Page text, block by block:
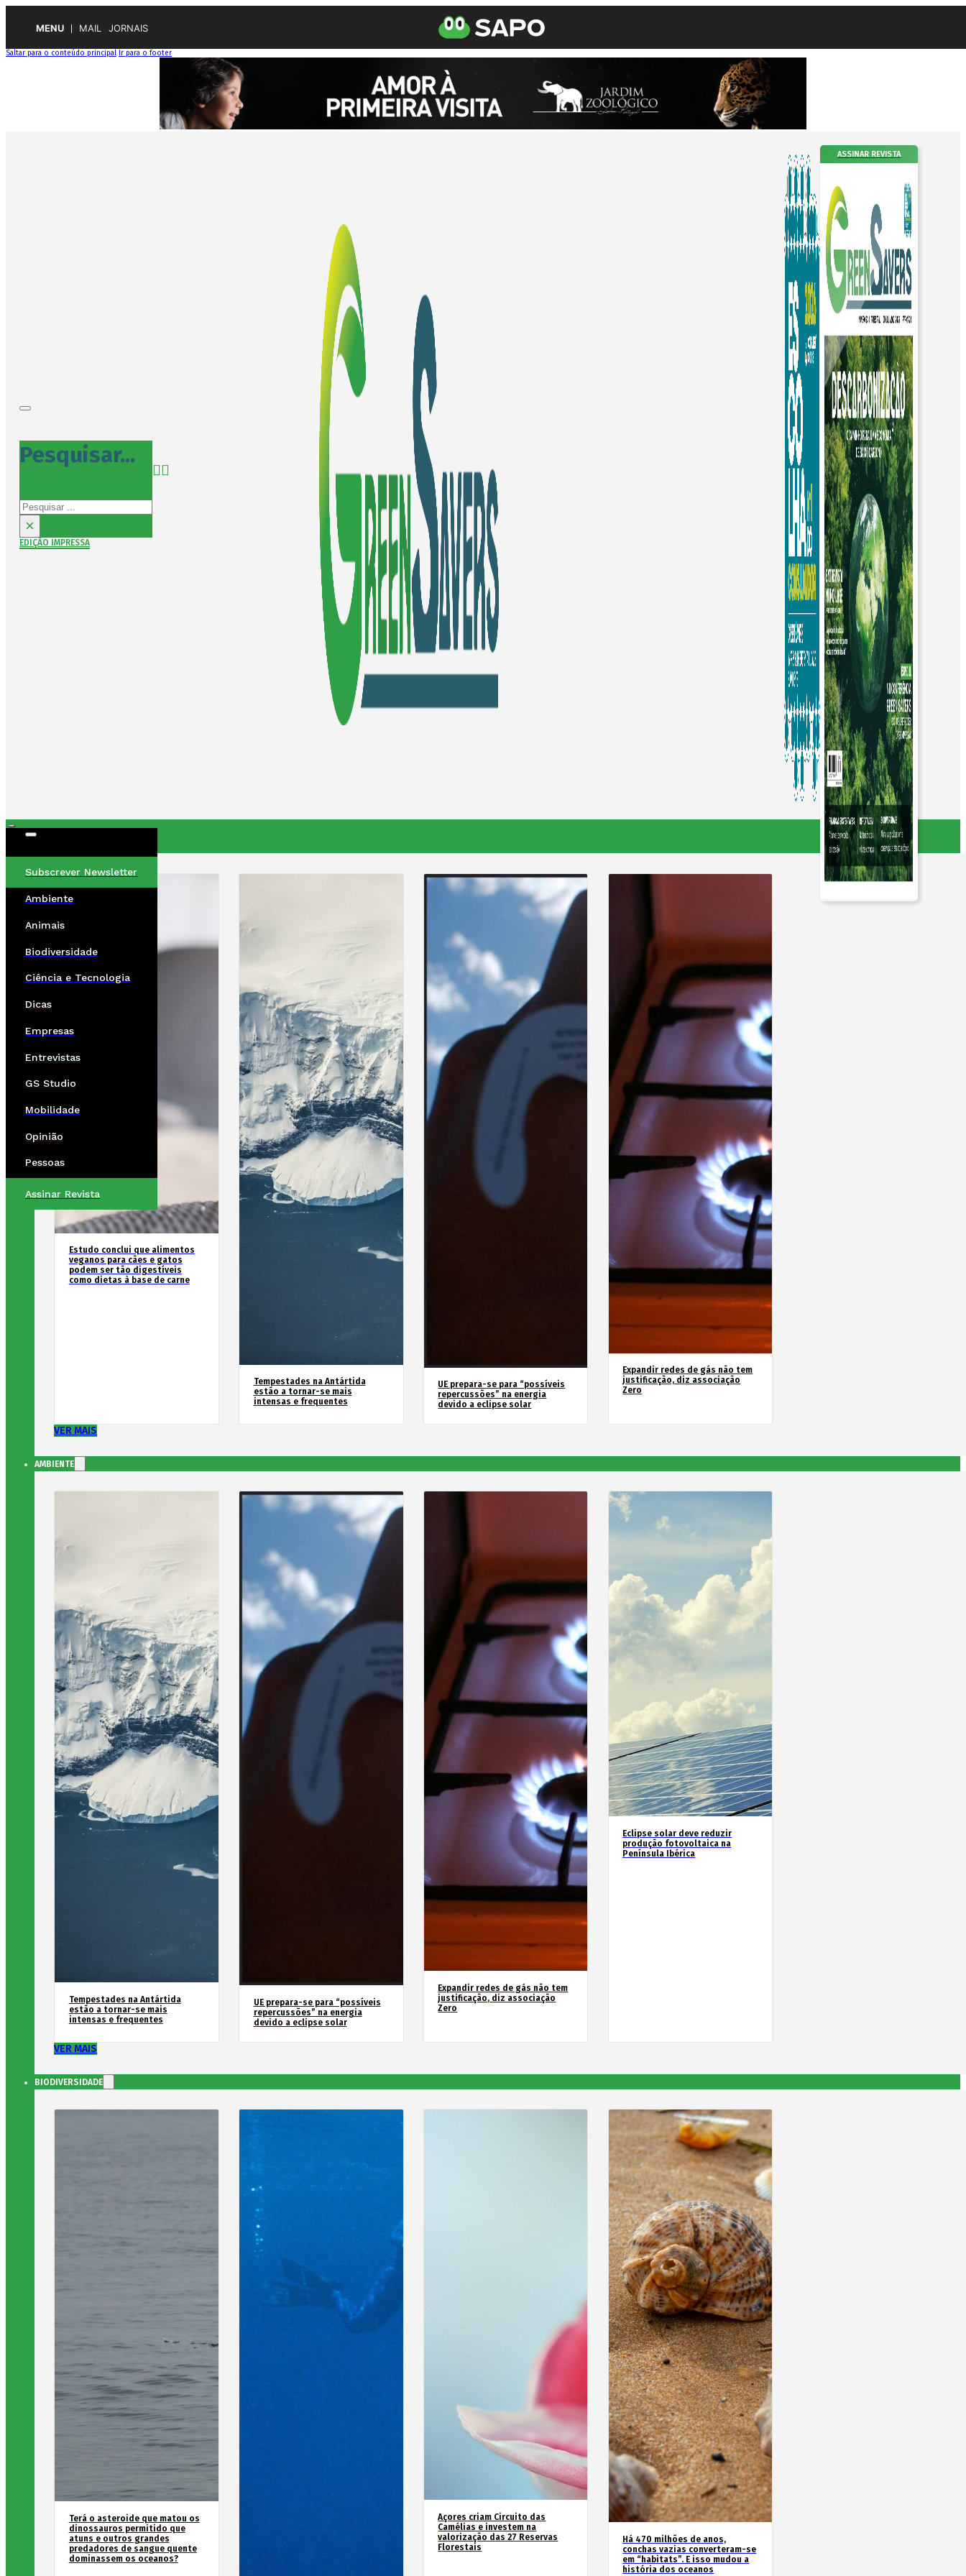
MENU MAIL JORNAIS
Saltar para o conteúdo principal Ir para o footer
Pesquisar...
Pesquisar
×
EDIÇÃO IMPRESSA
ASSINAR REVISTA
Subscrever Newsletter
Ambiente
Animais
Biodiversidade
Ciência e Tecnologia
Dicas
Empresas
Entrevistas
GS Studio
Mobilidade
Opinião
Pessoas
Assinar Revista
Estudo conclui que alimentos
veganos para cães e gatos
podem ser tão digestíveis
como dietas à base de carne
Tempestades na Antártida
estão a tornar-se mais
intensas e frequentes
UE prepara-se para “possíveis
repercussões” na energia
devido a eclipse solar
Expandir redes de gás não tem
justificação, diz associação
Zero
VER MAIS
AMBIENTE
Tempestades na Antártida
estão a tornar-se mais
intensas e frequentes
UE prepara-se para “possíveis
repercussões” na energia
devido a eclipse solar
Expandir redes de gás não tem
justificação, diz associação
Zero
Eclipse solar deve reduzir
produção fotovoltaica na
Península Ibérica
VER MAIS
BIODIVERSIDADE
Terá o asteroide que matou os
dinossauros permitido que
atuns e outros grandes
predadores de sangue quente
dominassem os oceanos?
Açores criam Circuito das
Camélias e investem na
valorização das 27 Reservas
Florestais
Há 470 milhões de anos,
conchas vazias converteram-se
em “habitats”. E isso mudou a
história dos oceanos